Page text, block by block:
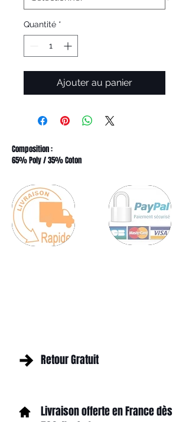
Quantité *
Ajouter au panier
Composition :
65% Poly / 35% Coton
Retour Gratuit
Livraison offerte en France dès